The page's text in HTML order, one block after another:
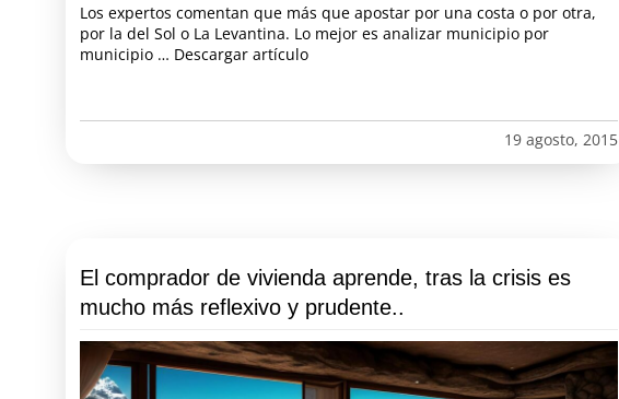
Los expertos comentan que más que apostar por una costa o por otra,
por la del Sol o La Levantina. Lo mejor es analizar municipio por
municipio … Descargar artículo
19 agosto, 2015
El comprador de vivienda aprende, tras la crisis es
mucho más reflexivo y prudente..